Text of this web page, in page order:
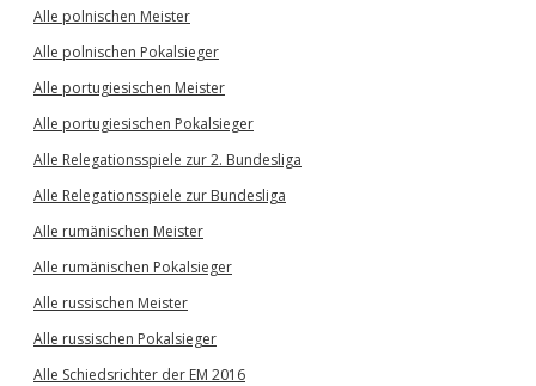
Alle polnischen Meister
Alle polnischen Pokalsieger
Alle portugiesischen Meister
Alle portugiesischen Pokalsieger
Alle Relegationsspiele zur 2. Bundesliga
Alle Relegationsspiele zur Bundesliga
Alle rumänischen Meister
Alle rumänischen Pokalsieger
Alle russischen Meister
Alle russischen Pokalsieger
Alle Schiedsrichter der EM 2016